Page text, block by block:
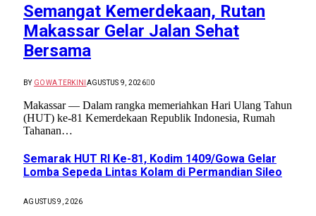
Semangat Kemerdekaan, Rutan
Makassar Gelar Jalan Sehat
Bersama
BY GOWA TERKINI AGUSTUS 9, 2026 0
Makassar — Dalam rangka memeriahkan Hari Ulang Tahun
(HUT) ke-81 Kemerdekaan Republik Indonesia, Rumah
Tahanan…
Semarak HUT RI Ke-81, Kodim 1409/Gowa Gelar
Lomba Sepeda Lintas Kolam di Permandian Sileo
AGUSTUS 9, 2026